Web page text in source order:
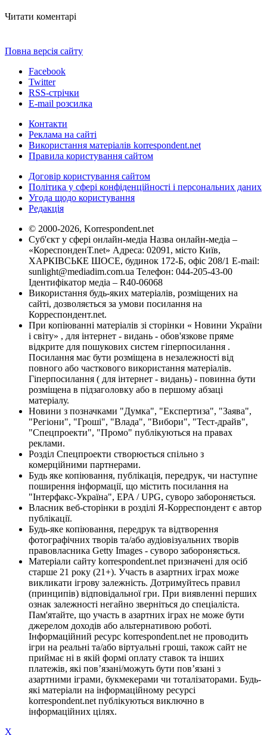
Читати коментарі
Повна версія сайту
Facebook
Twitter
RSS-стрічки
E-mail розсилка
Контакти
Реклама на сайті
Використання матеріалів korrespondent.net
Правила користування сайтом
Договір користування сайтом
Політика у сфері конфіденційності і персональних даних
Угода щодо користування
Редакція
© 2000-2026, Korrespondent.net
Суб'єкт у сфері онлайн-медіа Назва онлайн-медіа –
«КореспонденТ.net» Адреса: 02091, місто Київ,
ХАРКІВСЬКЕ ШОСЕ, будинок 172-Б, офіс 208/1 E-mail:
sunlight@mediadim.com.ua Телефон: 044-205-43-00
Ідентифікатор медіа – R40-06068
Використання будь-яких матеріалів, розміщених на
сайті, дозволяється за умови посилання на
Корреспондент.net.
При копіюванні матеріалів зі сторінки « Новини України
і світу» , для інтернет - видань - обов'язкове пряме
відкрите для пошукових систем гіперпосилання .
Посилання має бути розміщена в незалежності від
повного або часткового використання матеріалів.
Гіперпосилання ( для інтернет - видань) - повинна бути
розміщена в підзаголовку або в першому абзаці
матеріалу.
Новини з позначками "Думка", "Експертиза", "Заява",
"Регіони", "Гроші", "Влада", "Вибори", "Тест-драйв",
"Спецпроекти", "Промо" публікуються на правах
реклами.
Розділ Спецпроекти створюється спільно з
комерційними партнерами.
Будь яке копіювання, публікація, передрук, чи наступне
поширення інформації, що містить посилання на
"Інтерфакс-Україна", EPA / UPG, суворо забороняється.
Власник веб-сторінки в розділі Я-Корреспондент є автор
публікації.
Будь-яке копіювання, передрук та відтворення
фотографічних творів та/або аудіовізуальних творів
правовласника Getty Images - суворо забороняється.
Матеріали сайту korrespondent.net призначені для осіб
старше 21 року (21+). Участь в азартних іграх може
викликати ігрову залежність. Дотримуйтесь правил
(принципів) відповідальної гри. При виявленні перших
ознак залежності негайно зверніться до спеціаліста.
Пам'ятайте, що участь в азартних іграх не може бути
джерелом доходів або альтернативою роботі.
Інформаційний ресурс korrespondent.net не проводить
ігри на реальні та/або віртуальні гроші, також сайт не
приймає ні в якій формі оплату ставок та інших
платежів, які пов’язані/можуть бути пов’язані з
азартними іграми, букмекерами чи тоталізаторами. Будь-
які матеріали на інформаційному ресурсі
korrespondent.net публікуються виключно в
інформаційних цілях.
X